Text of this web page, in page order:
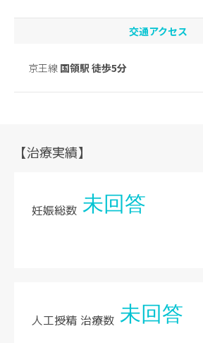
交通アクセス
京王線 国領駅 徒歩5分
【治療実績】
妊娠総数 未回答
人工授精 治療数 未回答